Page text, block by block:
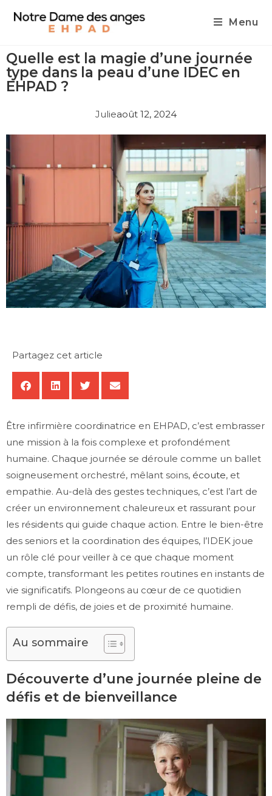
Menu
Quelle est la magie d’une journée
type dans la peau d’une IDEC en
EHPAD ?
Julieaoût 12, 2024
Partagez cet article
Être infirmière coordinatrice en EHPAD, c’est embrasser
une mission à la fois complexe et profondément
humaine. Chaque journée se déroule comme un ballet
soigneusement orchestré, mêlant soins, écoute, et
empathie. Au-delà des gestes techniques, c’est l’art de
créer un environnement chaleureux et rassurant pour
les résidents qui guide chaque action. Entre le bien-être
des seniors et la coordination des équipes, l’IDEK joue
un rôle clé pour veiller à ce que chaque moment
compte, transformant les petites routines en instants de
vie significatifs. Plongeons au cœur de ce quotidien
rempli de défis, de joies et de proximité humaine.
Au sommaire
Découverte d’une journée pleine de
défis et de bienveillance